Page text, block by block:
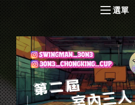
選單